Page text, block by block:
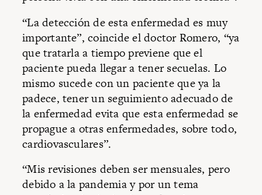
“La detección de esta enfermedad es muy
importante”, coincide el doctor Romero, “ya
que tratarla a tiempo previene que el
paciente pueda llegar a tener secuelas. Lo
mismo sucede con un paciente que ya la
padece, tener un seguimiento adecuado de
la enfermedad evita que esta enfermedad se
propague a otras enfermedades, sobre todo,
cardiovasculares”.
“Mis revisiones deben ser mensuales, pero
debido a la pandemia y por un tema